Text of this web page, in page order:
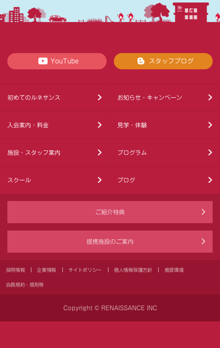
YouTube スタッフブログ
初めてのルネサンス お知らせ・キャンペーン
入会案内・料金 見学・体験
施設・スタッフ案内 プログラム
スクール ブログ
ご紹介特典
提携施設のご案内
採用情報 企業情報 サイトポリシー 個人情報保護方針 推奨環境
会員規約・規則等
Copyright © RENAISSANCE INC